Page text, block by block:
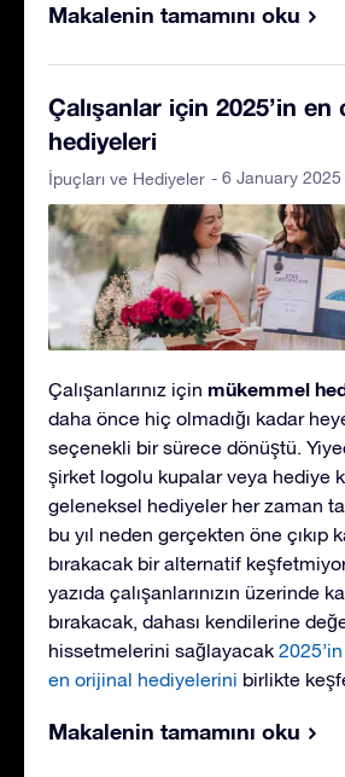
Makalenin tamamını oku
Çalışanlar için 2025’in en
hediyeleri
İpuçları ve Hediyeler - 6 January 2025
Çalışanlarınız için mükemmel
daha önce hiç olmadığı kadar
seçenekli bir sürece dönüştü.
şirket logolu kupalar veya hediye
geleneksel hediyeler her zaman
bu yıl neden gerçekten öne çıkıp
bırakacak bir alternatif
yazıda çalışanlarınızın üzerinde
bırakacak, dahası kendilerine
hissetmelerini sağlayacak
en orijinal hediyelerini birlikte
Makalenin tamamını oku